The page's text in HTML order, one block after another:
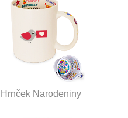
Hrnček Narodeniny